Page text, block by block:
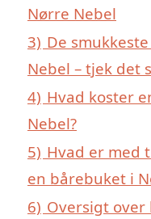
Nørre Nebel
3) De
Nebel – tjek det
4) Hvad koster
Nebel?
5) Hvad er med
en bårebuket i
6) Oversigt